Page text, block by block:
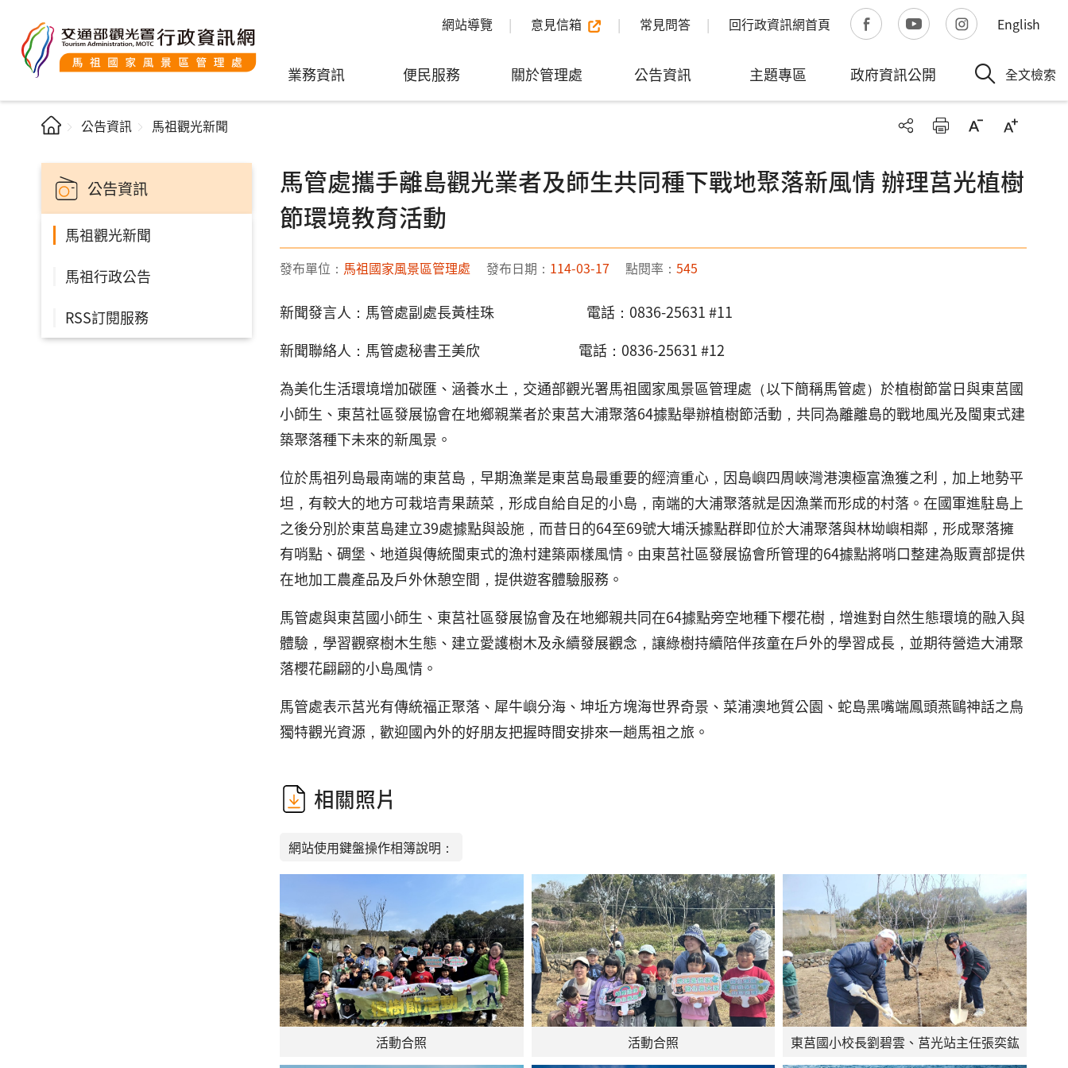
網站導覽 意見信箱 常見問答 回行政資訊網首頁 English
業務資訊 便民服務 關於管理處 公告資訊 主題專區 政府資訊公開 全文檢索
公告資訊 馬祖觀光新聞
公告資訊
馬祖觀光新聞
馬祖行政公告
RSS訂閱服務
馬管處攜手離島觀光業者及師生共同種下戰地聚落新風情 辦理莒光植樹
節環境教育活動
發布單位： 馬祖國家風景區管理處 發布日期： 114-03-17 點閱率： 545
新聞發言人：馬管處副處長黃桂珠 電話：0836-25631 #11
新聞聯絡人：馬管處秘書王美欣 電話：0836-25631 #12
為美化生活環境增加碳匯、涵養水土，交通部觀光署馬祖國家風景區管理處（以下簡稱馬管處）於植樹節當日與東莒國
小師生、東莒社區發展協會在地鄉親業者於東莒大浦聚落64據點舉辦植樹節活動，共同為離離島的戰地風光及閩東式建
築聚落種下未來的新風景。
位於馬祖列島最南端的東莒島，早期漁業是東莒島最重要的經濟重心，因島嶼四周峽灣港澳極富漁獲之利，加上地勢平
坦，有較大的地方可栽培青果蔬菜，形成自給自足的小島，南端的大浦聚落就是因漁業而形成的村落。在國軍進駐島上
之後分別於東莒島建立39處據點與設施，而昔日的64至69號大埔沃據點群即位於大浦聚落與林坳嶼相鄰，形成聚落擁
有哨點、碉堡、地道與傳統閩東式的漁村建築兩樣風情。由東莒社區發展協會所管理的64據點將哨口整建為販賣部提供
在地加工農產品及戶外休憩空間，提供遊客體驗服務。
馬管處與東莒國小師生、東莒社區發展協會及在地鄉親共同在64據點旁空地種下櫻花樹，增進對自然生態環境的融入與
體驗，學習觀察樹木生態、建立愛護樹木及永續發展觀念，讓綠樹持續陪伴孩童在戶外的學習成長，並期待營造大浦聚
落櫻花翩翩的小島風情。
馬管處表示莒光有傳統福正聚落、犀牛嶼分海、坤坵方塊海世界奇景、菜浦澳地質公園、蛇島黑嘴端鳳頭燕鷗神話之鳥
獨特觀光資源，歡迎國內外的好朋友把握時間安排來一趟馬祖之旅。
相關照片
網站使用鍵盤操作相簿說明：
活動合照 活動合照 東莒國小校長劉碧雲、莒光站主任張奕鈜